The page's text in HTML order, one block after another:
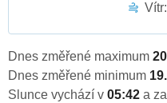
Vítr:
Dnes změřené maximum
Dnes změřené minimum
Slunce vychází v 05:42 a